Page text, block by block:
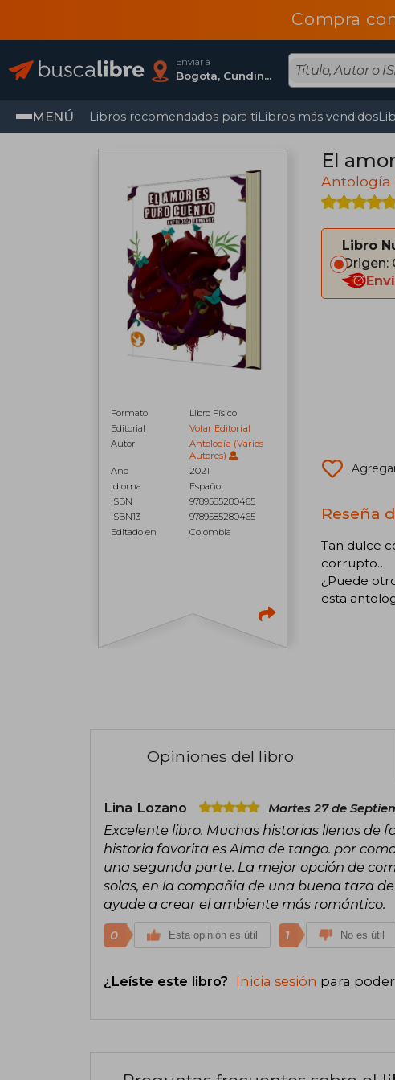
Compra
Enviar a
Bogota, Cundinamarca
MENÚ Libros recomendados para tiLibros más vendidos
Formato
Libro Físico
Editorial
Volar Editorial
Autor
Antología (Varios
Autores)
Año
2021
Idioma
Español
ISBN
9789585280465
ISBN13
9789585280465
Editado en
Colombia
El
Antología
Libro
Origen:
Reseña
Tan dulce
corrupto…
¿Puede
esta
Opiniones del libro
Lina Lozano Martes 27 de
Excelente libro. Muchas historias llenas de
historia favorita es Alma de tango. por
una segunda parte. La mejor opción de
solas, en la compañia de una buena taza
ayude a crear el ambiente más romántico.
0 Esta opinión es útil 1 No es útil
¿Leíste este libro? Inicia sesión para